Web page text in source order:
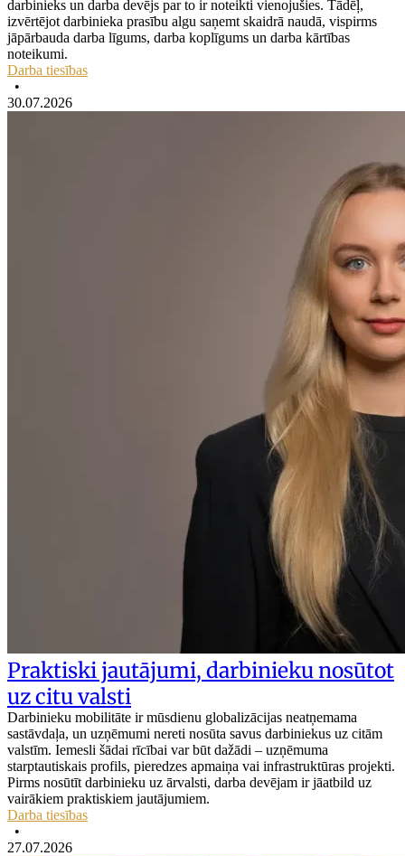
darbinieks un darba devējs par to ir noteikti vienojušies. Tādēļ,
izvērtējot darbinieka prasību algu saņemt skaidrā naudā, vispirms
jāpārbauda darba līgums, darba koplīgums un darba kārtības
noteikumi.
Darba tiesības
•
30.07.2026
Praktiski jautājumi, darbinieku nosūtot
uz citu valsti
Darbinieku mobilitāte ir mūsdienu globalizācijas neatņemama
sastāvdaļa, un uzņēmumi nereti nosūta savus darbiniekus uz citām
valstīm. Iemesli šādai rīcībai var būt dažādi – uzņēmuma
starptautiskais profils, pieredzes apmaiņa vai infrastruktūras projekti.
Pirms nosūtīt darbinieku uz ārvalsti, darba devējam ir jāatbild uz
vairākiem praktiskiem jautājumiem.
Darba tiesības
•
27.07.2026